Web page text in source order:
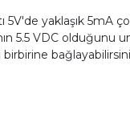
5V'de yaklaşık
5.5 VDC olduğunu